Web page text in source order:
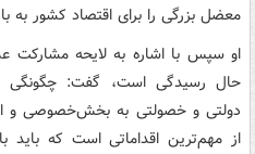
معضل بزرگی را برای اقتصاد کشور به
او سپس با اشاره به لایحه
حال رسیدگی است، گفت: چگونگی
دولتی و خصولتی به بخش‌خصوصی و
از مهم‌ترین اقداماتی است که باید